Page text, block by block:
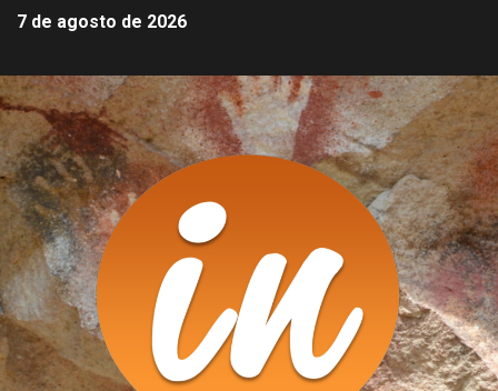
7 de agosto de 2026